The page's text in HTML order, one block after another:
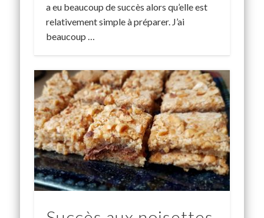
a eu beaucoup de succès alors qu’elle est
relativement simple à préparer. J’ai
beaucoup …